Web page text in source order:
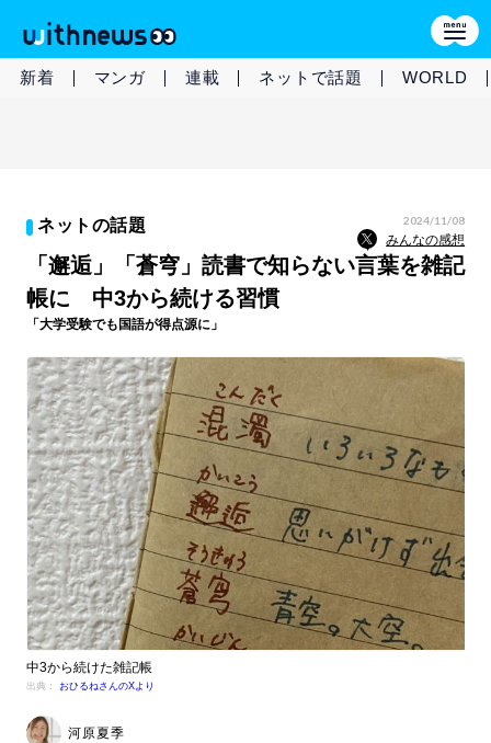
新着 マンガ 連載 ネットで話題 WORLD
ネットの話題 2024/11/08
みんなの感想
「邂逅」「蒼穹」読書で知らない言葉を雑記
帳に 中3から続ける習慣
「大学受験でも国語が得点源に」
中3から続けた雑記帳
出典： おひるねさんのXより
河原夏季